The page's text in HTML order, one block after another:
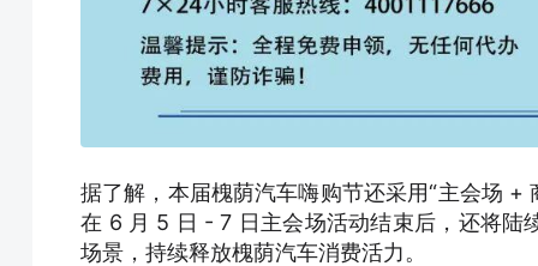
据了解，本届槐荫汽车嗨购节还采用“主会场 +
在 6 月 5 日 - 7 日主会场活动结束后，还将陆
场景，持续释放槐荫汽车消费活力。